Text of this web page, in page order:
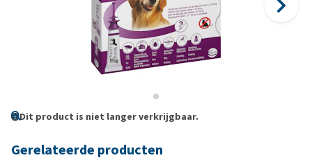
Dit product is niet langer verkrijgbaar.
Gerelateerde producten